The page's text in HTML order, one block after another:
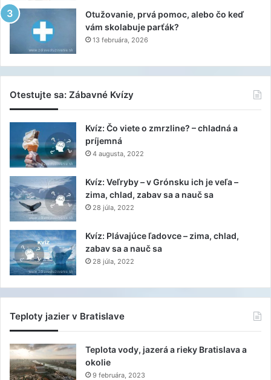
Otužovanie, prvá pomoc, alebo čo keď
vám skolabuje parťák?
13 februára, 2026
Otestujte sa: Zábavné Kvízy
Kvíz: Čo viete o zmrzline? – chladná a
príjemná
4 augusta, 2022
Kvíz: Veľryby – v Grónsku ich je veľa –
zima, chlad, zabav sa a nauč sa
28 júla, 2022
Kvíz: Plávajúce ľadovce – zima, chlad,
zabav sa a nauč sa
28 júla, 2022
Teploty jazier v Bratislave
Teplota vody, jazerá a rieky Bratislava a
okolie
9 februára, 2023